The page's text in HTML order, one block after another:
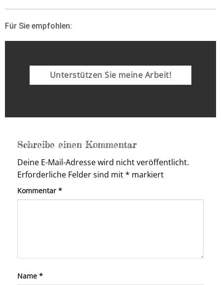
Für Sie empfohlen:
Unterstützen Sie meine Arbeit!
Schreibe einen Kommentar
Deine E-Mail-Adresse wird nicht veröffentlicht.
Erforderliche Felder sind mit* markiert
Kommentar *
Name *